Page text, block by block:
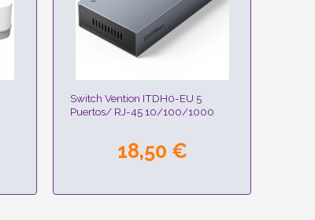
Switch Vention ITDH0-EU 5
Puertos/ RJ-45 10/100/1000
18,50 €